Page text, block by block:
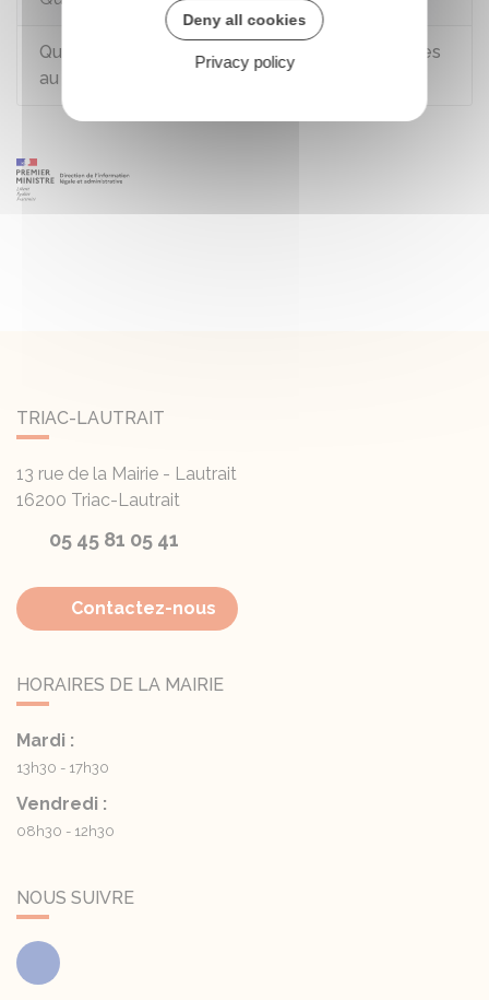
Que deviennent les heures de formation inscrites
au Dif dans la fonction publique ?
TRIAC-LAUTRAIT
13 rue de la Mairie - Lautrait
16200 Triac-Lautrait
05 45 81 05 41
Contactez-nous
HORAIRES DE LA MAIRIE
Mardi :
13h30 - 17h30
Vendredi :
08h30 - 12h30
NOUS SUIVRE
Facebook
Deny all cookies
Privacy policy